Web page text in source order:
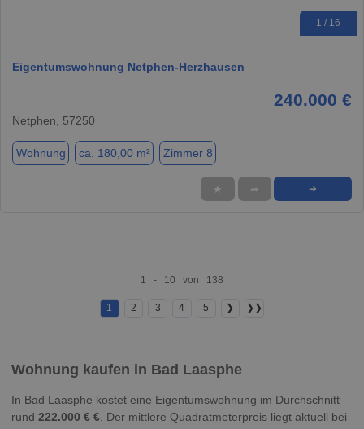
1 / 16
Eigentumswohnung Netphen-Herzhausen
240.000 €
Netphen, 57250
Wohnung ca. 180,00 m² Zimmer 8
★ ➦ ➜
1 - 10 von 138
1 2 3 4 5 ❯ ❯❯
Wohnung kaufen in Bad Laasphe
In Bad Laasphe kostet eine Eigentumswohnung im Durchschnitt
rund 222.000 € €. Der mittlere Quadratmeterpreis liegt aktuell bei